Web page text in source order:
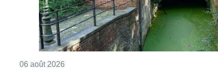
06 août 2026